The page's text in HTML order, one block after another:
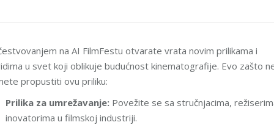
na AI FilmFestu otvarate vrata novim prilikama i
u svet koji oblikuje budućnost kinematografije. Evo zašto
propustiti ovu priliku:
Prilika za umrežavanje: Povežite se sa stručnjacima,
inovatorima u filmskoj industriji.